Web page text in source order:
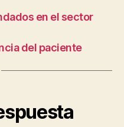
en el sector
del paciente